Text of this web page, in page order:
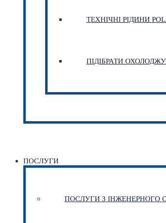
ТЕХНІЧНІ РІДИНИ
ПІДІБРАТИ
ПОСЛУГИ
ПОСЛУГИ З ІНЖЕНЕРНОГО